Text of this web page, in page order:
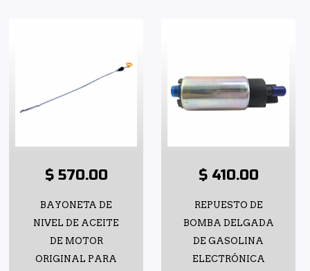
$ 570.00
BAYONETA DE
NIVEL DE ACEITE
DE MOTOR
ORIGINAL PARA
$ 410.00
REPUESTO DE
BOMBA DELGADA
DE GASOLINA
ELECTRÓNICA